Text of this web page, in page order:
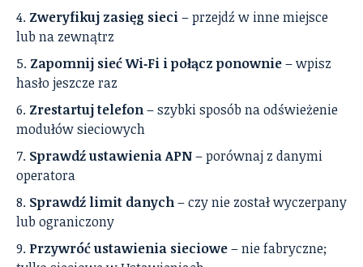
Zweryfikuj zasięg sieci– przejdź w inne miejsce
lub na zewnątrz
Zapomnij sieć Wi‑Fi i połącz ponownie– wpisz
hasło jeszcze raz
Zrestartuj telefon– szybki sposób na odświeżenie
modułów sieciowych
Sprawdź ustawienia APN– porównaj z danymi
operatora
Sprawdź limit danych– czy nie został wyczerpany
lub ograniczony
Przywróć ustawienia sieciowe– nie fabryczne;